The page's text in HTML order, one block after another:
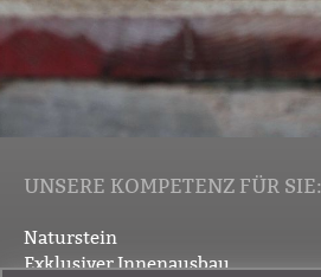
UNSERE KOMPETENZ FÜR SIE:
Naturstein
Exklusiver Innenausbau